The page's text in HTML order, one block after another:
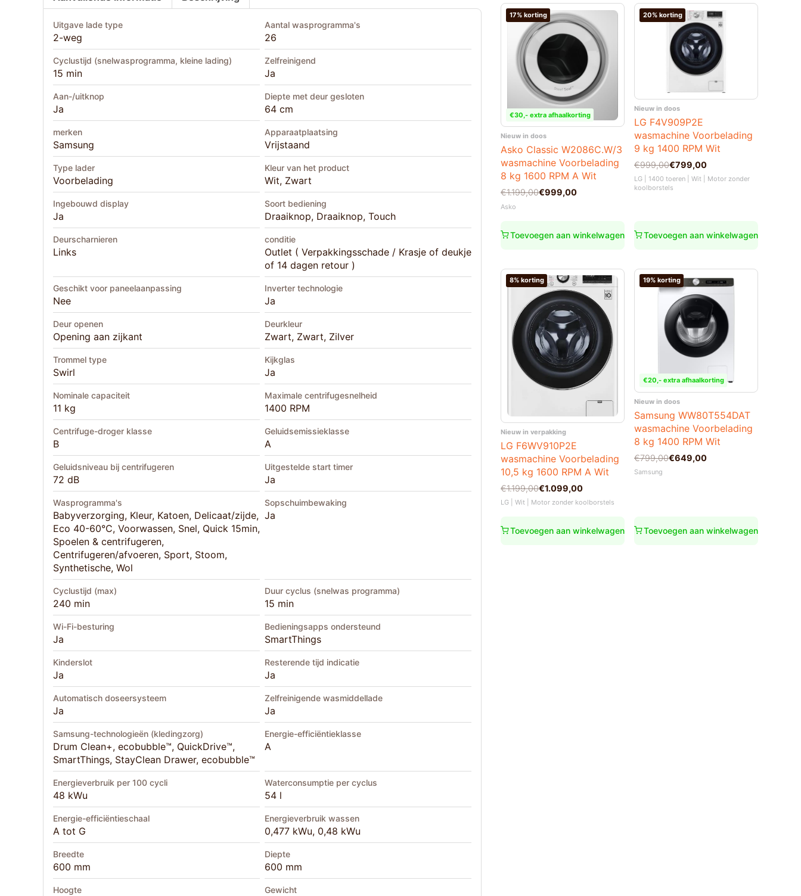
Uitgave lade type
2-weg
Aantal wasprogramma's
26
Cyclustijd (snelwasprogramma, kleine lading)
15 min
Zelfreinigend
Ja
Aan-/uitknop
Ja
Diepte met deur gesloten
64 cm
merken
Samsung
Apparaatplaatsing
Vrijstaand
Type lader
Voorbelading
Kleur van het product
Wit, Zwart
Ingebouwd display
Ja
Soort bediening
Draaiknop, Draaiknop, Touch
Deurscharnieren
Links
conditie
Outlet ( Verpakkingsschade / Krasje of deukje
of 14 dagen retour )
Geschikt voor paneelaanpassing
Nee
Inverter technologie
Ja
Deur openen
Opening aan zijkant
Deurkleur
Zwart, Zwart, Zilver
Trommel type
Swirl
Kijkglas
Ja
Nominale capaciteit
11 kg
Maximale centrifugesnelheid
1400 RPM
Centrifuge-droger klasse
B
Geluidsemissieklasse
A
Geluidsniveau bij centrifugeren
72 dB
Uitgestelde start timer
Ja
Wasprogramma's
Babyverzorging, Kleur, Katoen, Delicaat/zijde,
Eco 40-60°C, Voorwassen, Snel, Quick 15min,
Spoelen & centrifugeren,
Centrifugeren/afvoeren, Sport, Stoom,
Synthetische, Wol
Sopschuimbewaking
Ja
Cyclustijd (max)
240 min
Duur cyclus (snelwas programma)
15 min
Wi-Fi-besturing
Ja
Bedieningsapps ondersteund
SmartThings
Kinderslot
Ja
Resterende tijd indicatie
Ja
Automatisch doseersysteem
Ja
Zelfreinigende wasmiddellade
Ja
Samsung-technologieën (kledingzorg)
Drum Clean+, ecobubble™, QuickDrive™,
SmartThings, StayClean Drawer, ecobubble™
Energie-efficiëntieklasse
A
Energieverbruik per 100 cycli
48 kWu
Waterconsumptie per cyclus
54 l
Energie-efficiëntieschaal
A tot G
Energieverbruik wassen
0,477 kWu, 0,48 kWu
Breedte
600 mm
Diepte
600 mm
Hoogte Gewicht
€30,- extra afhaalkorting
17% korting
Nieuw in doos
Asko Classic W2086C.W/3
wasmachine Voorbelading
8 kg 1600 RPM A Wit
€1.199,00
Oorspronkelijke
prijs
€999,00
Huidige
prijs
Asko
Toevoegen aan winkelwagen
20% korting
Nieuw in doos
LG F4V909P2E
wasmachine Voorbelading
9 kg 1400 RPM Wit
€999,00
Oorspronkelijke
prijs
was:
€799,00
Huidige
prijs
is:
LG | 1400 toeren | Wit | Motor zonder
koolborstels
Toevoegen aan winkelwagen
8% korting
Nieuw in verpakking
LG F6WV910P2E
wasmachine Voorbelading
10,5 kg 1600 RPM A Wit
€1.199,00
Oorspronkelijke
prijs
was:
€1.099,00
Huidige
prijs
LG | Wit | Motor zonder koolborstels
Toevoegen aan winkelwagen
€20,- extra afhaalkorting
19% korting
Nieuw in doos
Samsung WW80T554DAT
wasmachine Voorbelading
8 kg 1400 RPM Wit
€799,00
Oorspronkelijke
prijs
€649,00
Huidige
prijs
Samsung
Toevoegen aan winkelwagen